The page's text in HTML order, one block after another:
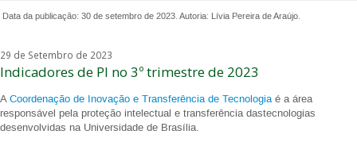
Data da publicação: 30 de setembro de 2023. Autoria: Lívia Pereira de Araújo.
29 de Setembro de 2023
Indicadores de PI no 3º trimestre de 2023
ACoordenação de Inovação e Transferência de Tecnologiaé a área
responsável pela proteção intelectual e transferência dastecnologias
desenvolvidas na Universidade de Brasília.